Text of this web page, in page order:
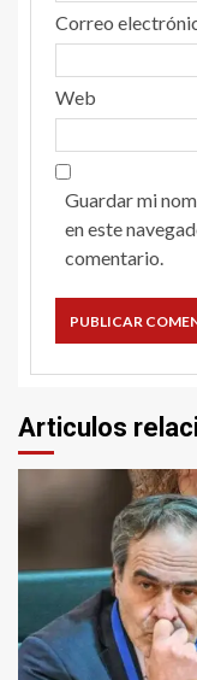
Correo
Web
Guardar mi
en este
comentario.
Articulos